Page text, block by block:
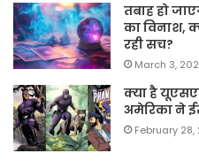
तबाह हो
का विनाश,
रही सच?
March 3,
क्या है
अमेरिका ने
February 28,